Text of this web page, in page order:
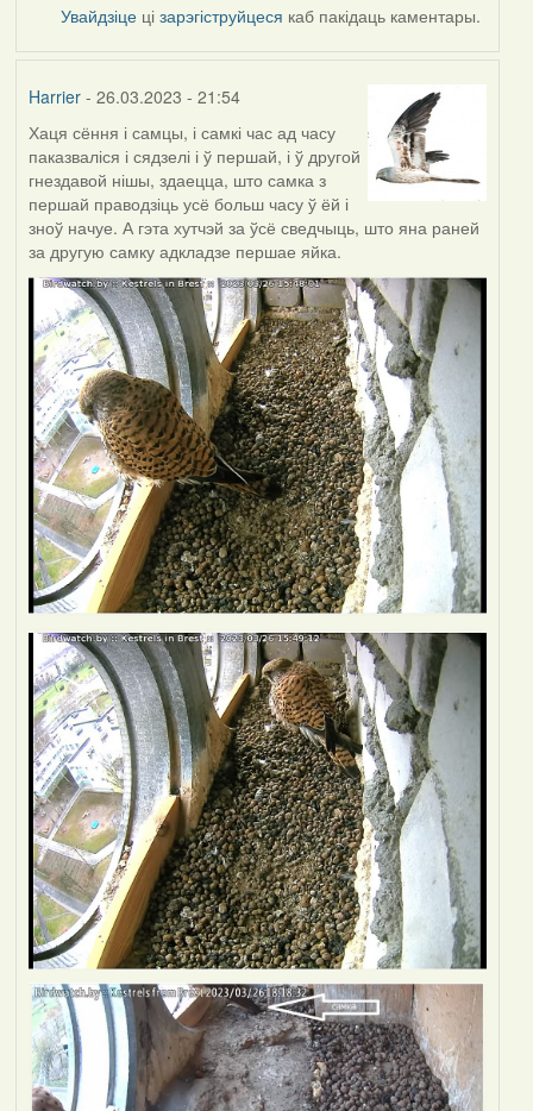
Увайдзіце цізарэгіструйцеся каб пакідаць каментары.
Harrier- 26.03.2023 - 21:54
Хаця сёння і самцы, і самкі час ад часу
паказваліся і сядзелі і ў першай, і ў другой
гнездавой нішы, здаецца, што самка з
першай праводзіць усё больш часу ў ёй і
зноў начуе. А гэта хутчэй за ўсё сведчыць, што яна раней
за другую самку адкладзе першае яйка.